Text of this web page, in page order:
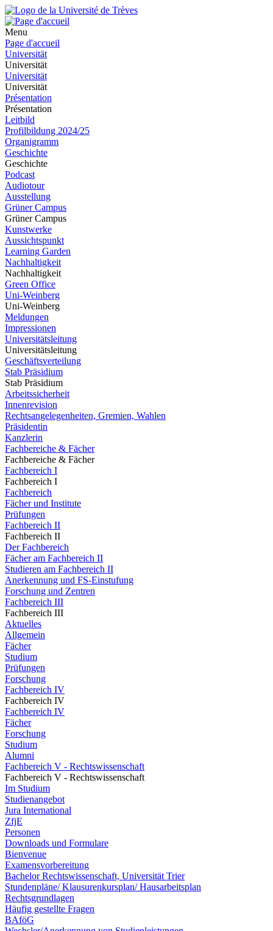
Menu
Page d'accueil
Universität
Universität
Universität
Universität
Présentation
Présentation
Leitbild
Profilbildung 2024/25
Organigramm
Geschichte
Geschichte
Podcast
Audiotour
Ausstellung
Grüner Campus
Grüner Campus
Kunstwerke
Aussichtspunkt
Learning Garden
Nachhaltigkeit
Nachhaltigkeit
Green Office
Uni-Weinberg
Uni-Weinberg
Meldungen
Impressionen
Universitätsleitung
Universitätsleitung
Geschäftsverteilung
Stab Präsidium
Stab Präsidium
Arbeitssicherheit
Innenrevision
Rechtsangelegenheiten, Gremien, Wahlen
Präsidentin
Kanzlerin
Fachbereiche & Fächer
Fachbereiche & Fächer
Fachbereich I
Fachbereich I
Fachbereich
Fächer und Institute
Prüfungen
Fachbereich II
Fachbereich II
Der Fachbereich
Fächer am Fachbereich II
Studieren am Fachbereich II
Anerkennung und FS-Einstufung
Forschung und Zentren
Fachbereich III
Fachbereich III
Aktuelles
Allgemein
Fächer
Studium
Prüfungen
Forschung
Fachbereich IV
Fachbereich IV
Fachbereich IV
Fächer
Forschung
Studium
Alumni
Fachbereich V - Rechtswissenschaft
Fachbereich V - Rechtswissenschaft
Im Studium
Studienangebot
Jura International
ZfjE
Personen
Downloads und Formulare
Bienvenue
Examensvorbereitung
Bachelor Rechtswissenschaft, Universität Trier
Stundenpläne/ Klausurenkursplan/ Hausarbeitsplan
Rechtsgrundlagen
Häufig gestellte Fragen
BAföG